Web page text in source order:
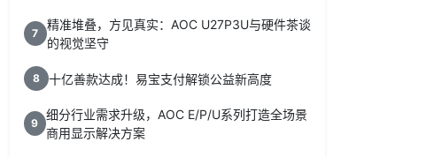
7
精准堆叠，方见真实：AOC U27P3U与硬件茶谈
的视觉坚守
8 十亿善款达成！易宝支付解锁公益新高度
9
细分行业需求升级，AOC E/P/U系列打造全场景
商用显示解决方案